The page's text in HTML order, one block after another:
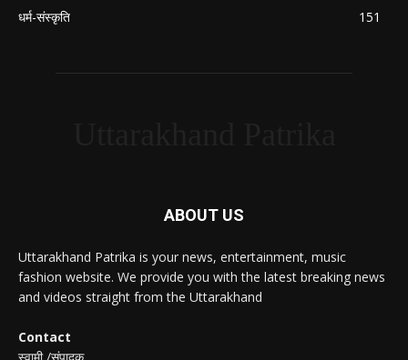
धर्म-संस्कृति
151
ABOUT US
Uttarakhand Patrika is your news, entertainment, music
fashion website. We provide you with the latest breaking news
and videos straight from the Uttarakhand
Contact